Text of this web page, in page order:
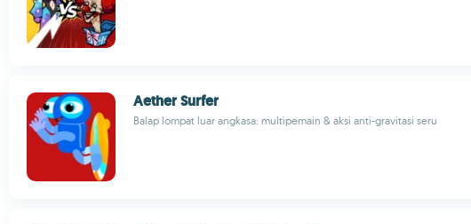
Aether Surfer
Balap lompat luar angkasa: multipemain & aksi anti-gravitasi seru